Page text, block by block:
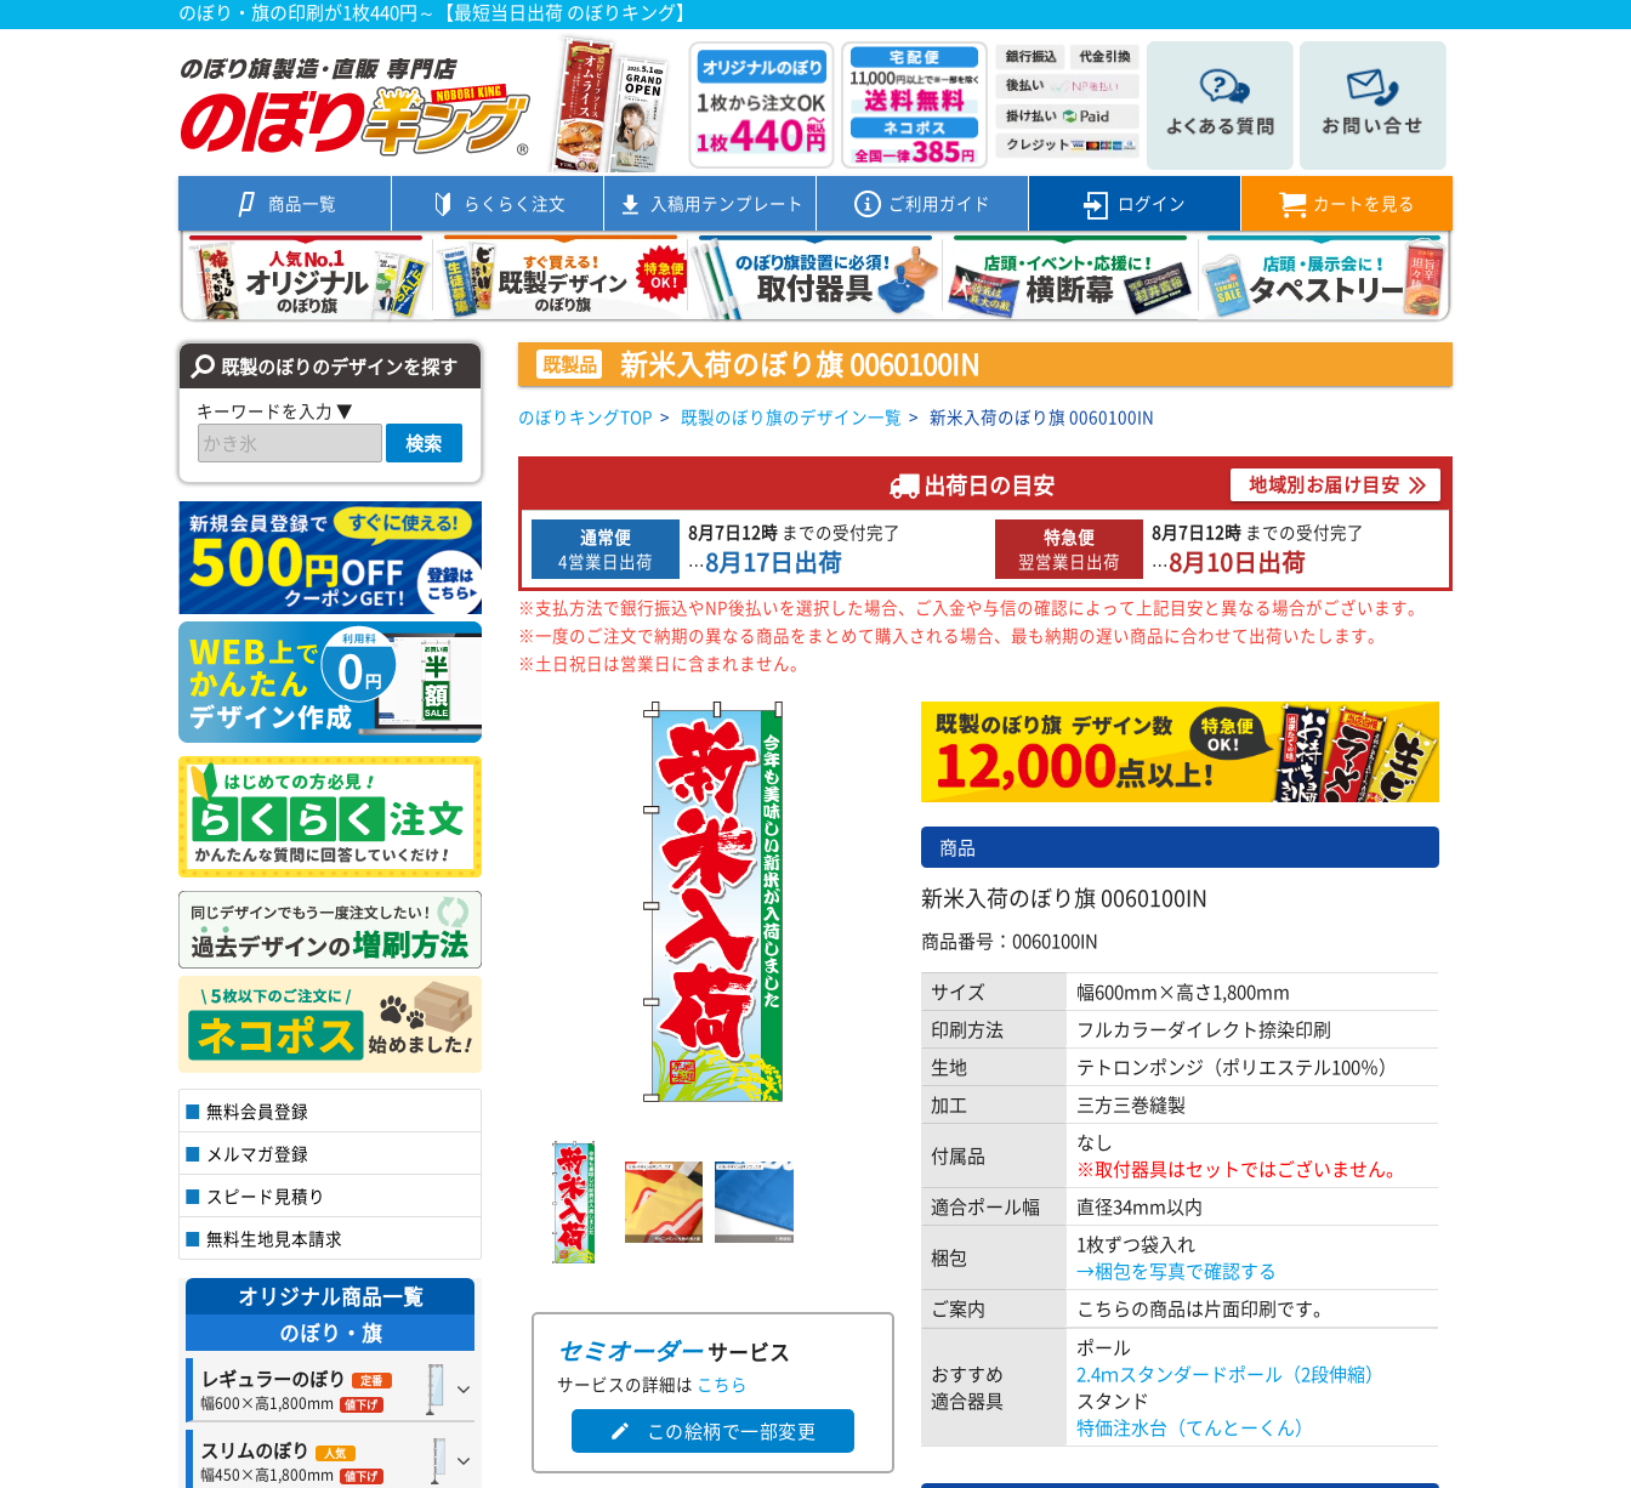
のぼり・旗の印刷が1枚440円～【最短当日出荷 のぼりキング】
商品一覧 らくらく注文 入稿用テンプレート ご利用ガイド ログイン カートを見る
既製のぼりのデザインを探す
キーワードを入力 ▼
検索
無料会員登録
メルマガ登録
スピード見積り
無料生地見本請求
オリジナル商品一覧
のぼり・旗
レギュラーのぼり 定番
幅600×高1,800mm 値下げ
スリムのぼり 人気
幅450×高1,800mm 値下げ
既製品 新米入荷のぼり旗 0060100IN
のぼりキングTOP > 既製のぼり旗のデザイン一覧 > 新米入荷のぼり旗 0060100IN
出荷日の目安 地域別お届け目安
通常便
4営業日出荷
8月7日12時 までの受付完了
…8月17日出荷
特急便
翌営業日出荷
8月7日12時 までの受付完了
…8月10日出荷
※支払方法で銀行振込やNP後払いを選択した場合、ご入金や与信の確認によって上記目安と異なる場合がございます。
※一度のご注文で納期の異なる商品をまとめて購入される場合、最も納期の遅い商品に合わせて出荷いたします。
※土日祝日は営業日に含まれません。
セミオーダーサービス
サービスの詳細は こちら
edit この絵柄で一部変更
商品
新米入荷のぼり旗 0060100IN
商品番号：0060100IN
サイズ
幅600mm×高さ1,800mm
印刷方法
フルカラーダイレクト捺染印刷
生地
テトロンポンジ（ポリエステル100％）
加工
三方三巻縫製
付属品
なし
※取付器具はセットではございません。
適合ポール幅
直径34mm以内
梱包
1枚ずつ袋入れ
→梱包を写真で確認する
ご案内
こちらの商品は片面印刷です。
おすすめ
適合器具
ポール
2.4ｍスタンダードポール（2段伸縮）
スタンド
特価注水台（てんとーくん）